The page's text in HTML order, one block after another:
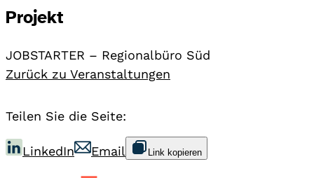
Projekt
JOBSTARTER – Regionalbüro Süd
Zurück zu Veranstaltungen
Teilen Sie die Seite:
LinkedIn Email Link kopieren